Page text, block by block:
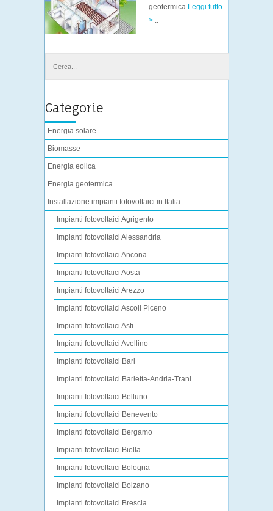
geotermica Leggi tutto -
> ..
Categorie
Energia solare
Biomasse
Energia eolica
Energia geotermica
Installazione impianti fotovoltaici in Italia
Impianti fotovoltaici Agrigento
Impianti fotovoltaici Alessandria
Impianti fotovoltaici Ancona
Impianti fotovoltaici Aosta
Impianti fotovoltaici Arezzo
Impianti fotovoltaici Ascoli Piceno
Impianti fotovoltaici Asti
Impianti fotovoltaici Avellino
Impianti fotovoltaici Bari
Impianti fotovoltaici Barletta-Andria-Trani
Impianti fotovoltaici Belluno
Impianti fotovoltaici Benevento
Impianti fotovoltaici Bergamo
Impianti fotovoltaici Biella
Impianti fotovoltaici Bologna
Impianti fotovoltaici Bolzano
Impianti fotovoltaici Brescia